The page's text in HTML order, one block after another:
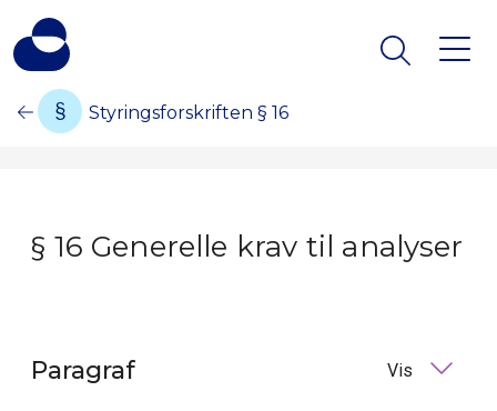
Styringsforskriften § 16
§ 16 Generelle krav til analyser
Paragraf Vis